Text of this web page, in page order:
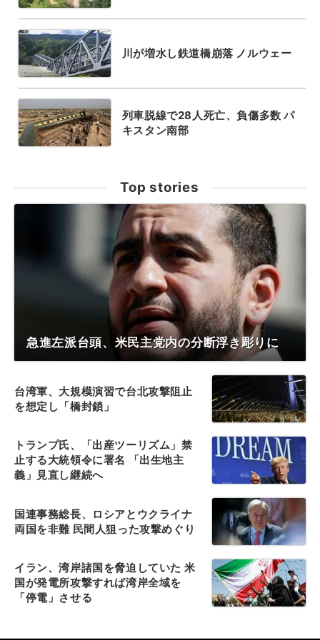
川が増水し鉄道橋崩落 ノルウェー
列車脱線で28人死亡、負傷多数 パ
キスタン南部
Top stories
急進左派台頭、米民主党内の分断浮き彫りに
台湾軍、大規模演習で台北攻撃阻止
を想定し「橋封鎖」
トランプ氏、「出産ツーリズム」禁
止する大統領令に署名 「出生地主
義」見直し継続へ
国連事務総長、ロシアとウクライナ
両国を非難 民間人狙った攻撃めぐり
イラン、湾岸諸国を脅迫していた 米
国が発電所攻撃すれば湾岸全域を
「停電」させる